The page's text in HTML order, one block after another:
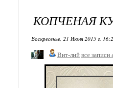
КОПЧЕНАЯ
Воскресенье, 21 Июня 2015 г.
Вит-лий все записи